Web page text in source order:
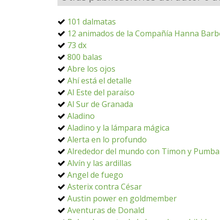
101 dalmatas
12 animados de la Compañía Hanna
73 dx
800 balas
Abre los ojos
Ahí está el detalle
Al Este del paraíso
Al Sur de Granada
Aladino
Aladino y la lámpara mágica
Alerta en lo profundo
Alrededor del mundo con Timon y Pumba
Alvín y las ardillas
Angel de fuego
Asterix contra César
Austin power en goldmember
Aventuras de Donald